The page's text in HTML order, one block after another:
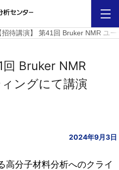
招待講演】 第41回 Bruker NMR ユ
回 Bruker NMR
ングにて講演
2024年9月3日
高分子材料分析へのクライ